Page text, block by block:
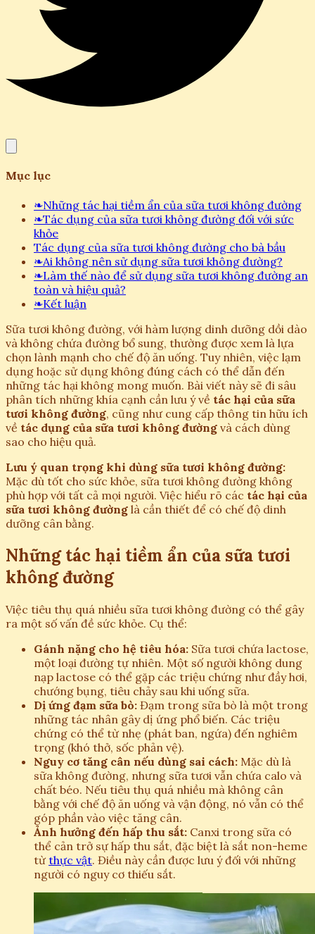
Mục lục
❧Những tác hại tiềm ẩn của sữa tươi không đường
❧Tác dụng của sữa tươi không đường đối với sức
khỏe
Tác dụng của sữa tươi không đường cho bà bầu
❧Ai không nên sử dụng sữa tươi không đường?
❧Làm thế nào để sử dụng sữa tươi không đường an
toàn và hiệu quả?
❧Kết luận
Sữa tươi không đường, với hàm lượng dinh dưỡng dồi dào
và không chứa đường bổ sung, thường được xem là lựa
chọn lành mạnh cho chế độ ăn uống. Tuy nhiên, việc lạm
dụng hoặc sử dụng không đúng cách có thể dẫn đến
những tác hại không mong muốn. Bài viết này sẽ đi sâu
phân tích những khía cạnh cần lưu ý về tác hại của sữa
tươi không đường, cũng như cung cấp thông tin hữu ích
về tác dụng của sữa tươi không đường và cách dùng
sao cho hiệu quả.
Lưu ý quan trọng khi dùng sữa tươi không đường:
Mặc dù tốt cho sức khỏe, sữa tươi không đường không
phù hợp với tất cả mọi người. Việc hiểu rõ các tác hại của
sữa tươi không đường là cần thiết để có chế độ dinh
dưỡng cân bằng.
Những tác hại tiềm ẩn của sữa tươi
không đường
Việc tiêu thụ quá nhiều sữa tươi không đường có thể gây
ra một số vấn đề sức khỏe. Cụ thể:
Gánh nặng cho hệ tiêu hóa: Sữa tươi chứa lactose,
một loại đường tự nhiên. Một số người không dung
nạp lactose có thể gặp các triệu chứng như đầy hơi,
chướng bụng, tiêu chảy sau khi uống sữa.
Dị ứng đạm sữa bò: Đạm trong sữa bò là một trong
những tác nhân gây dị ứng phổ biến. Các triệu
chứng có thể từ nhẹ (phát ban, ngứa) đến nghiêm
trọng (khó thở, sốc phản vệ).
Nguy cơ tăng cân nếu dùng sai cách: Mặc dù là
sữa không đường, nhưng sữa tươi vẫn chứa calo và
chất béo. Nếu tiêu thụ quá nhiều mà không cân
bằng với chế độ ăn uống và vận động, nó vẫn có thể
góp phần vào việc tăng cân.
Ảnh hưởng đến hấp thu sắt: Canxi trong sữa có
thể cản trở sự hấp thu sắt, đặc biệt là sắt non-heme
từ thực vật. Điều này cần được lưu ý đối với những
người có nguy cơ thiếu sắt.